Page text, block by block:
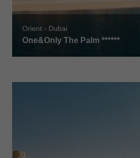
Orient - Dubai
One&Only The Palm ******